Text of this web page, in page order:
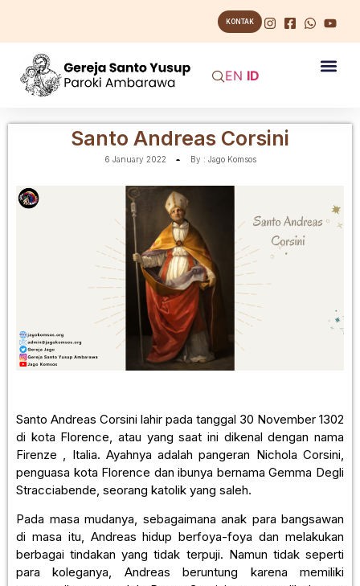
KONTAK
EN ID
Santo Andreas Corsini
6 January 2022 By : Jago Komsos
Santo Andreas Corsini lahir pada tanggal 30 November 1302
di kota Florence, atau yang saat ini dikenal dengan nama
Firenze , Italia. Ayahnya adalah pangeran Nichola Corsini,
penguasa kota Florence dan ibunya bernama Gemma Degli
Stracciabende, seorang katolik yang saleh.
Pada masa mudanya, sebagaimana anak para bangsawan
di masa itu, Andreas hidup berfoya-foya dan melakukan
berbagai tindakan yang tidak terpuji. Namun tidak seperti
para koleganya, Andreas beruntung karena memiliki